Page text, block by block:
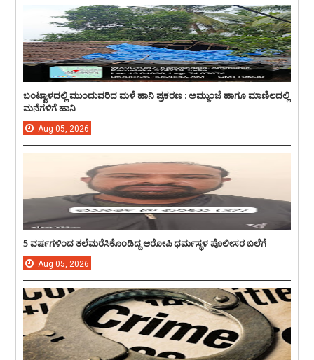
ಬಂಟ್ವಾಳದಲ್ಲಿ ಮುಂದುವರಿದ ಮಳೆ ಹಾನಿ ಪ್ರಕರಣ : ಅಮ್ಮುಂಜೆ ಹಾಗೂ ಮಾಣಿಲದಲ್ಲಿ
ಮನೆಗಳಿಗೆ ಹಾನಿ
Aug 05, 2026
5 ವರ್ಷಗಳಿಂದ ತಲೆಮರೆಸಿಕೊಂಡಿದ್ದ ಆರೋಪಿ ಧರ್ಮಸ್ಥಳ ಪೊಲೀಸರ ಬಲೆಗೆ
Aug 05, 2026